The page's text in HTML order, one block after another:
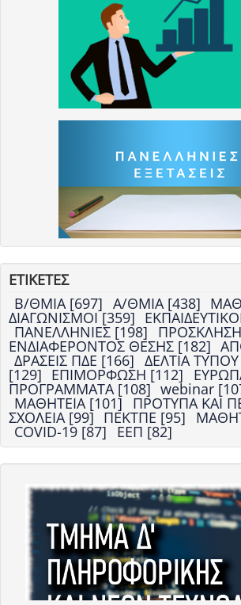
ΕΤΙΚΕΤΕΣ
Β/ΘΜΙΑ [697] Α/ΘΜΙΑ [438]
ΔΙΑΓΩΝΙΣΜΟΙ [359]
ΠΑΝΕΛΛΗΝΙΕΣ [198]
ΕΝΔΙΑΦΕΡΟΝΤΟΣ ΘΕΣΗΣ [182]
ΔΡΑΣΕΙΣ ΠΔΕ [166] ΔΕΛΤΙΑ
[129] ΕΠΙΜΟΡΦΩΣΗ [112]
ΠΡΟΓΡΑΜΜΑΤΑ [108] webinar
ΜΑΘΗΤΕΙΑ [101] ΠΡΟΤΥΠΑ ΚΑΙ
ΣΧΟΛΕΙΑ [99] ΠΕΚΤΠΕ [95]
COVID-19 [87] ΕΕΠ [82]